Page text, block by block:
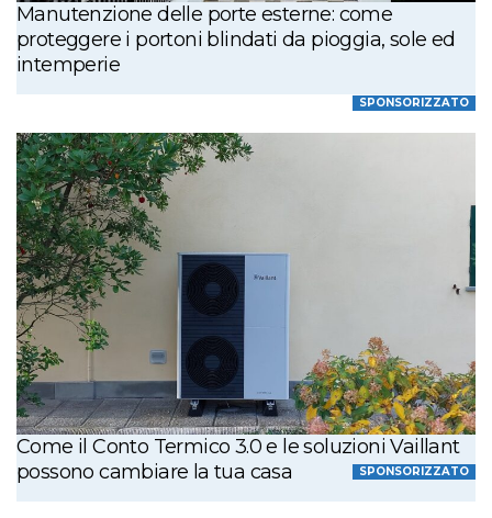
Manutenzione delle porte esterne: come
proteggere i portoni blindati da pioggia, sole ed
intemperie
SPONSORIZZATO
Come il Conto Termico 3.0 e le soluzioni Vaillant
possono cambiare la tua casa
SPONSORIZZATO